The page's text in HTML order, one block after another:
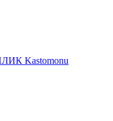
Kastomonu